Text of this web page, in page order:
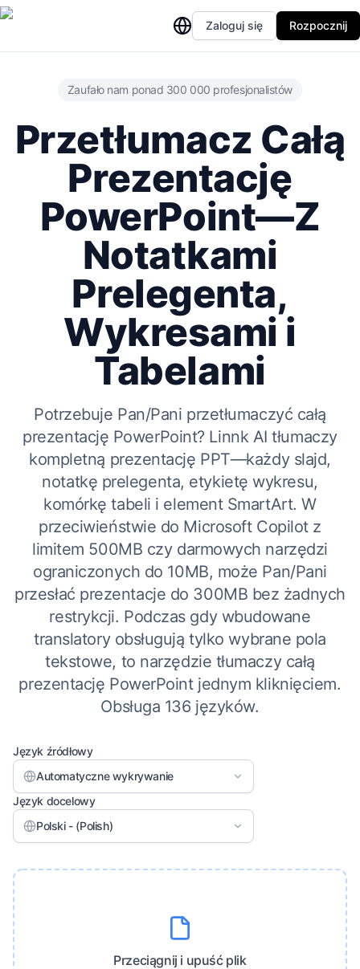
Zaloguj się Rozpocznij
Zaufało nam ponad 300 000 profesjonalistów
Przetłumacz Całą
Prezentację
PowerPoint—Z
Notatkami
Prelegenta,
Wykresami i
Tabelami
Potrzebuje Pan/Pani przetłumaczyć całą
prezentację PowerPoint? Linnk AI tłumaczy
kompletną prezentację PPT—każdy slajd,
notatkę prelegenta, etykietę wykresu,
komórkę tabeli i element SmartArt. W
przeciwieństwie do Microsoft Copilot z
limitem 500MB czy darmowych narzędzi
ograniczonych do 10MB, może Pan/Pani
przesłać prezentacje do 300MB bez żadnych
restrykcji. Podczas gdy wbudowane
translatory obsługują tylko wybrane pola
tekstowe, to narzędzie tłumaczy całą
prezentację PowerPoint jednym kliknięciem.
Obsługa 136 języków.
Język źródłowy
Automatyczne wykrywanie
Język docelowy
Polski - (Polish)
Przeciągnij i upuść plik